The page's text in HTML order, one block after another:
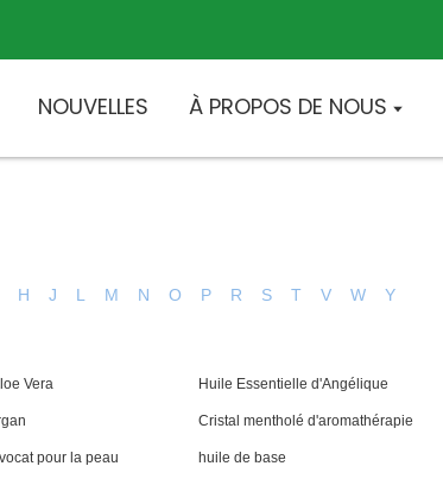
NOUVELLES À PROPOS DE NOUS
H J L M N O P R S T V W Y
Vera Huile Essentielle d'Angélique
Cristal mentholé d'aromathérapie
pour la peau huile de base